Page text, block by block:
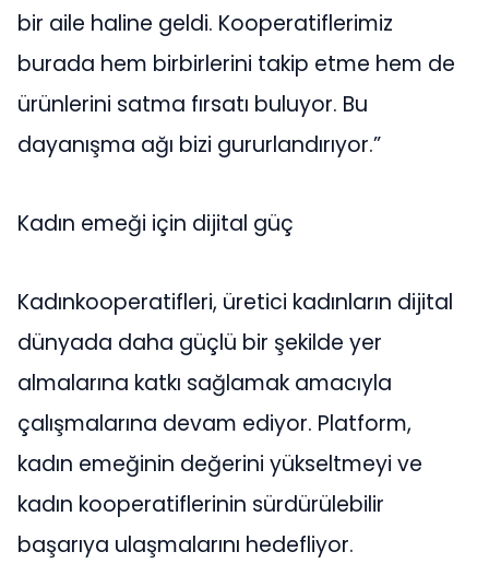
bir aile haline geldi. Kooperatiflerimiz
burada hem birbirlerini takip etme hem de
ürünlerini satma fırsatı buluyor. Bu
dayanışma ağı bizi gururlandırıyor.”
Kadın emeği için dijital güç
Kadınkooperatifleri, üretici kadınların dijital
dünyada daha güçlü bir şekilde yer
almalarına katkı sağlamak amacıyla
çalışmalarına devam ediyor. Platform,
kadın emeğinin değerini yükseltmeyi ve
kadın kooperatiflerinin sürdürülebilir
başarıya ulaşmalarını hedefliyor.